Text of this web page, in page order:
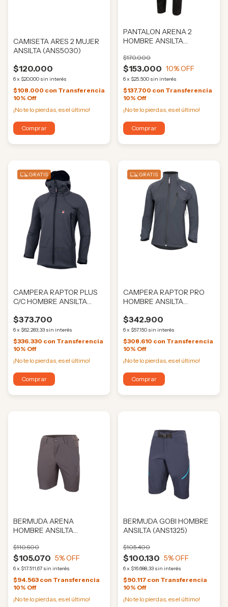
CAMISETA ARES 2 MUJER
ANSILTA (ANS5030)
$120.000
6x $20.000 sin interés
$108.000 con Transferencia
10% Off
¡No te lo pierdas, es el último!
Comprar
PANTALON ARENA 2
HOMBRE ANSILTA
$153.000
$170.000
10% OFF
6x $25.500 sin interés
$137.700 con Transferencia
10% Off
¡No te lo pierdas, es el último!
Comprar
GRATIS
CAMPERA RAPTOR PLUS
C/C HOMBRE ANSILTA
$373.700
6x $62.283,33 sin interés
$336.330 con Transferencia
10% Off
¡No te lo pierdas, es el último!
Comprar
GRATIS
CAMPERA RAPTOR PRO
HOMBRE ANSILTA
$342.900
6x $57.150 sin interés
$308.610 con Transferencia
10% Off
¡No te lo pierdas, es el último!
Comprar
BERMUDA ARENA
HOMBRE ANSILTA
$105.070
$110.600
5% OFF
6x $17.511,67 sin interés
$94.563 con Transferencia
10% Off
¡No te lo pierdas, es el último!
BERMUDA GOBI HOMBRE
ANSILTA (ANS1325)
$100.130
$105.400
5% OFF
6x $16.688,33 sin interés
$90.117 con Transferencia
10% Off
¡No te lo pierdas, es el último!